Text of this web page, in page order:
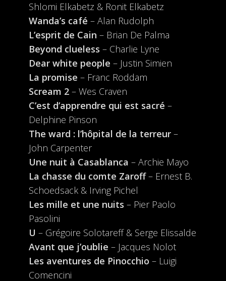
Shlomi Elkabetz & Ronit Elkabetz
Wanda’s café – Alan Rudolph
L’esprit de Cain – Brian De Palma
Beyond clueless – Charlie Lyne
Dear white people – Justin Simien
La promise – Franc Roddam
Scream 2 – Wes Craven
C’est d’apprendre qui est sacré –
Delphine Pinson
The ward : l’hôpital de la terreur–
John Carpenter
Une nuit à Casablanca – Archie Mayo
La chasse du comte Zaroff– Ernest B.
Schoedsack & Irving Pichel
Les mille et une nuits – Pier Paolo
Pasolini
U – Grégoire Solotareff & Serge Elissalde
Avant que j’oublie – Jacques Nolot
Les aventures de Pinocchio – Luigi
Comencini